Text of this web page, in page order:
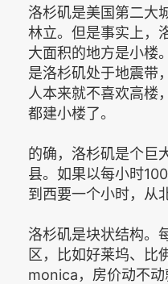
洛杉矶是美国第二大
林立。但是事实上，
大面积的地方是小楼
是洛杉矶处于地震带
人本来就不喜欢高楼
都建小楼了。
的确，洛杉矶是个巨
县。如果以每小时
到西要一个小时，从
洛杉矶是块状结构。
区，比如好莱坞、比
monica，房价动不